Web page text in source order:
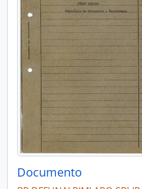
Documento